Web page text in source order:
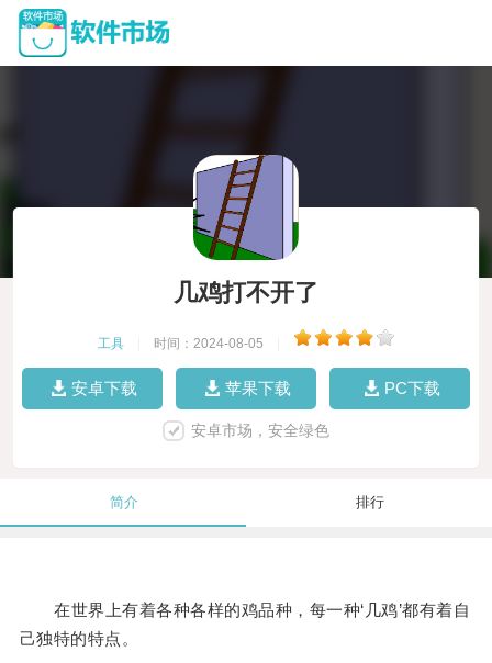
几鸡打不开了
工具 时间：2024-08-05
安卓下载 苹果下载 PC下载
安卓市场，安全绿色
简介 排行
在世界上有着各种各样的鸡品种，每一种‘几鸡’都有着自
己独特的特点。